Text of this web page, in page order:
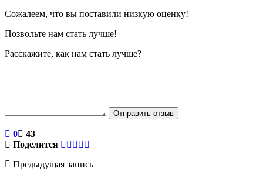
Сожалеем, что вы поставили низкую оценку!
Позвольте нам стать лучше!
Расскажите, как нам стать лучше?
Отправить отзыв
0
43
Поделится
Предыдущая запись